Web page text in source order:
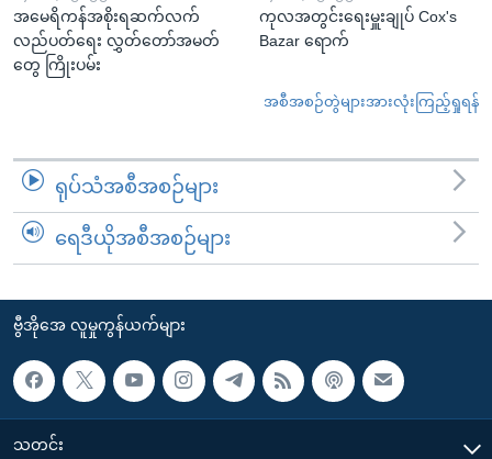
အမေရိကန်အစိုးရဆက်လက်
လည်ပတ်ရေး လွှတ်တော်အမတ်
တွေ ကြိုးပမ်း
ကုလအတွင်းရေးမှူးချုပ် Cox's
Bazar ရောက်
အစီအစဉ်တွဲများအားလုံးကြည့်ရှုရန်
ရုပ်သံအစီအစဉ်များ
ရေဒီယိုအစီအစဉ်များ
ဗွီအိုအေ လူမှုကွန်ယက်များ
သတင်း